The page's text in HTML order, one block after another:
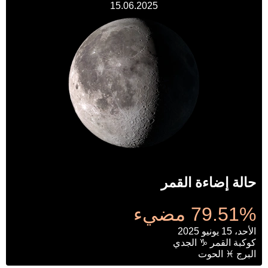
15.06.2025
حالة إضاءة القمر
79.51% مضيء
الأحد، 15 يونيو 2025
كوكبة القمر ♑ الجدي
البرج ♓ الحوت